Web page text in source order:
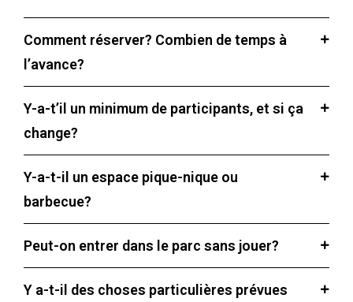
Comment réserver? Combien de temps à
l’avance?
Y-a-t’il un minimum de participants, et si ça
change?
Y-a-t-il un espace pique-nique ou
barbecue?
Peut-on entrer dans le parc sans jouer?
Y a-t-il des choses particulières prévues